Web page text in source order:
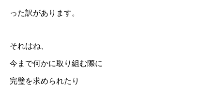
った訳があります。
それはね、
今まで何かに取り組む際に
完璧を求められたり